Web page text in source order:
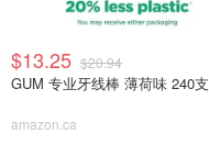
$13.25 $20.94
GUM 专业牙线棒 薄荷味 240支
amazon.ca